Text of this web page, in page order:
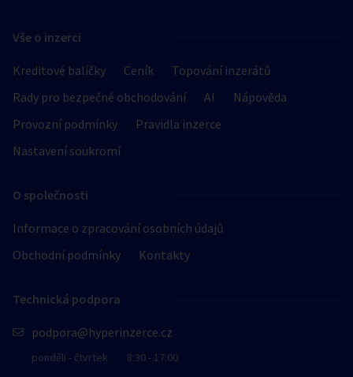
Vše o inzerci
Kreditové balíčky Ceník
Topování inzerátů
Rady pro bezpečné obchodování
AI
Nápověda
Provozní podmínky
Pravidla inzerce
Nastavení soukromí
O společnosti
Informace o zpracování osobních údajů
Obchodní podmínky
Kontakty
Technická podpora
podpora@hyperinzerce.cz
pondělí - čtvrtek 8:30 - 17:00